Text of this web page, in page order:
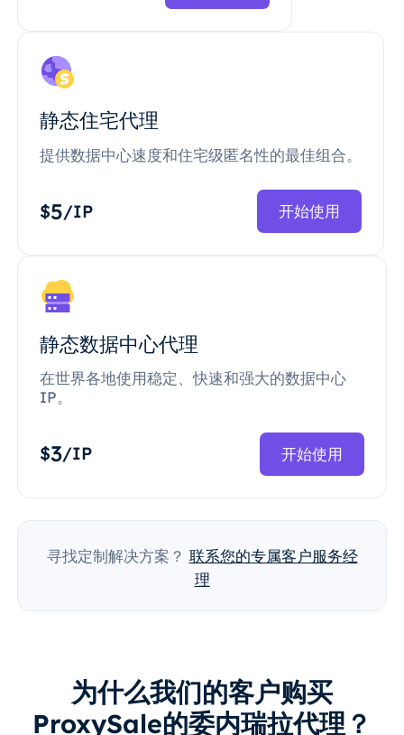
静态住宅代理
提供数据中心速度和住宅级匿名性的最佳组合。
$5/IP 开始使用
静态数据中心代理
在世界各地使用稳定、快速和强大的数据中心
IP。
$3/IP 开始使用
寻找定制解决方案？ 联系您的专属客户服务经
理
为什么我们的客户购买
ProxySale的委内瑞拉代理？